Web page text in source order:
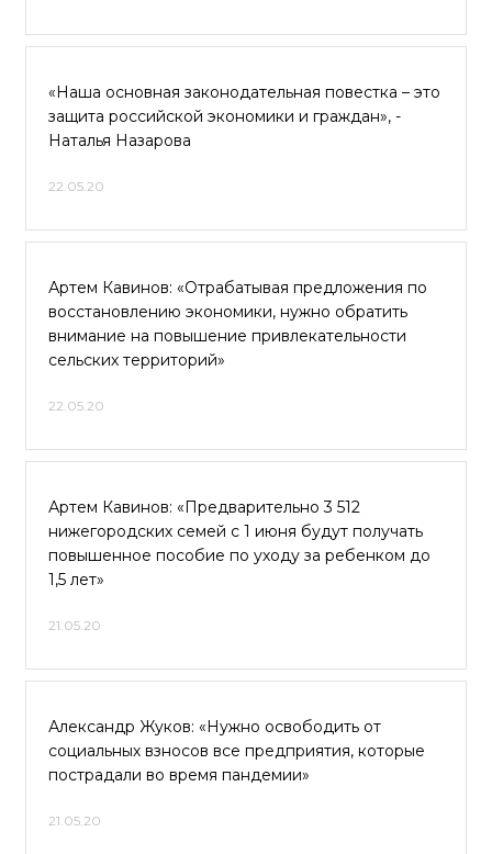
«Наша основная законодательная повестка – это
защита российской экономики и граждан», -
Наталья Назарова
22.05.20
Артем Кавинов: «Отрабатывая предложения по
восстановлению экономики, нужно обратить
внимание на повышение привлекательности
сельских территорий»
22.05.20
Артем Кавинов: «Предварительно 3 512
нижегородских семей с 1 июня будут получать
повышенное пособие по уходу за ребенком до
1,5 лет»
21.05.20
Александр Жуков: «Нужно освободить от
социальных взносов все предприятия, которые
пострадали во время пандемии»
21.05.20